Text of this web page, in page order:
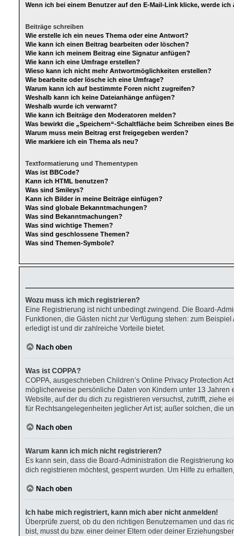
Wenn ich bei einem Benutzer auf den E-Mail-Link klicke, werde
Beiträge schreiben
Wie erstelle ich ein neues Thema oder eine Antwort?
Wie kann ich einen Beitrag bearbeiten oder löschen?
Wie kann ich meinem Beitrag eine Signatur anfügen?
Wie kann ich eine Umfrage erstellen?
Wieso kann ich nicht mehr Antwortmöglichkeiten erstellen?
Wie bearbeite oder lösche ich eine Umfrage?
Warum kann ich auf bestimmte Foren nicht zugreifen?
Weshalb kann ich keine Dateianhänge anfügen?
Weshalb wurde ich verwarnt?
Wie kann ich Beiträge den Moderatoren melden?
Was bewirkt die „Speichern“-Schaltfläche beim Schreiben eines
Warum muss mein Beitrag erst freigegeben werden?
Wie markiere ich ein Thema als neu?
Textformatierung und Thementypen
Was ist BBCode?
Kann ich HTML benutzen?
Was sind Smileys?
Kann ich Bilder in meine Beiträge einfügen?
Was sind globale Bekanntmachungen?
Was sind Bekanntmachungen?
Was sind wichtige Themen?
Was sind geschlossene Themen?
Was sind Themen-Symbole?
Wozu muss ich mich registrieren?
Eine Registrierung ist nicht unbedingt zwingend. Die Board-
Funktionen, die Gästen nicht zur Verfügung stehen: zum
erledigt ist und dir zahlreiche Vorteile bietet.
Nach oben
Was ist COPPA?
COPPA, ausgeschrieben Children’s Online Privacy Protection
möglicherweise persönliche Daten von Kindern unter 13
Website, auf der du dich zu registrieren versuchst, zutrifft, ziehe
für Rechtsangelegenheiten jeglicher Art ist; außer solchen, die
Nach oben
Warum kann ich mich nicht registrieren?
Es kann sein, dass die Board-Administration die Registrierung
dich registrieren möchtest, gesperrt wurden. Um Hilfe zu
Nach oben
Ich habe mich registriert, kann mich aber nicht anmelden!
Überprüfe zuerst, ob du den richtigen Benutzernamen und das
bist, musst du bzw. einer deiner Eltern oder deiner